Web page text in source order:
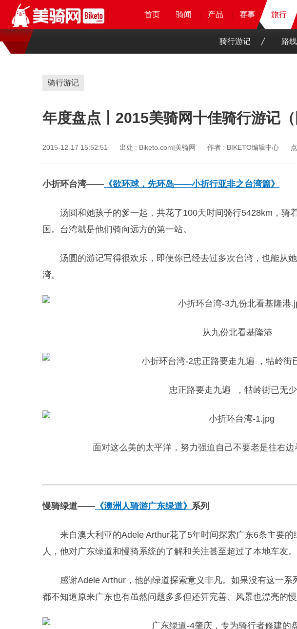
首页 骑闻 产品
首页 骑闻 产品 赛事 旅行
首页 骑闻 产品 赛事 旅行
首页 骑闻 产品 赛事 旅行
骑行游记 路
骑行游记
年度盘点丨2015美骑网十佳骑行游记（
2015-12-17 15:52:51 出处 : Biketo.com|美骑网 作者 : BIKETO编辑中心
小折环台湾—— 《欲环球，先环岛——小折行亚非之台湾篇》
汤圆和她孩子的爹一起，共花了100天时间骑行5428km，骑
国。台湾就是他们骑向远方的第一站。
汤圆的游记写得很欢乐，即便你已经去过多次台湾，也能从
湾。
从九份北看基隆港
忠正路要走九遍 ，牯岭街已无
面对这么美的太平洋，努力强迫自己不要老是往右
慢骑绿道—— 《澳洲人骑游广东绿道》 系列
来自澳大利亚的Adele Arthur花了5年时间探索广东6条主要
人，他对广东绿道和慢骑系统的了解和关注甚至超过了本地车友。
感谢Adele Arthur，他的绿道探索意义非凡。如果没有这一系
都不知道原来广东也有虽然问题多多但还算完善、风景也漂亮的慢